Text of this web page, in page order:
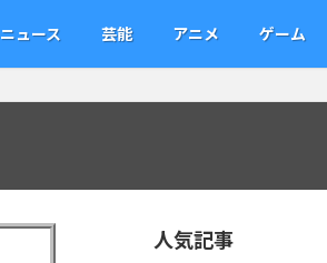
ニュース 芸能 アニメ ゲーム
人気記事